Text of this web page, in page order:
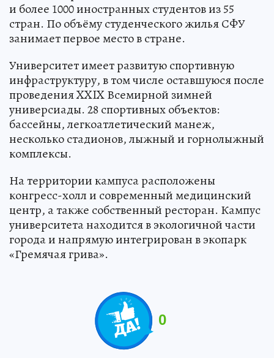
и более 1000 иностранных студентов из 55
стран. По объёму студенческого жилья СФУ
занимает первое место в стране.
Университет имеет развитую спортивную
инфраструктуру, в том числе оставшуюся после
проведения XXIX Всемирной зимней
универсиады. 28 спортивных объектов:
бассейны, легкоатлетический манеж,
несколько стадионов, лыжный и горнолыжный
комплексы.
На территории кампуса расположены
конгресс-холл и современный медицинский
центр, а также собственный ресторан. Кампус
университета находится в экологичной части
города и напрямую интегрирован в экопарк
«Гремячая грива».
0